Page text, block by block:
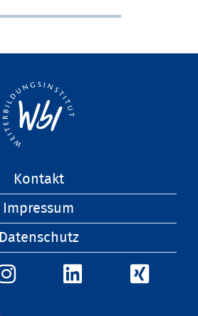
Kontakt
Impressum
Datenschutz